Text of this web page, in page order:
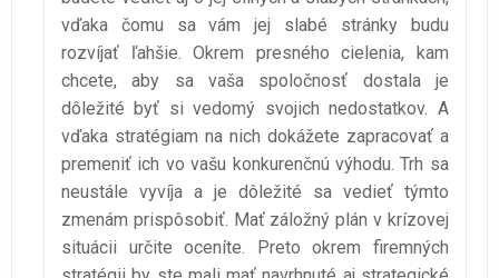
vďaka čomu sa vám jej slabé stránky budu
rozvíjať ľahšie. Okrem presného cielenia, kam
chcete, aby sa vaša spoločnosť dostala je
dôležité byť si vedomý svojich nedostatkov. A
vďaka stratégiam na nich dokážete zapracovať a
premeniť ich vo vašu konkurenčnú výhodu. Trh sa
neustále vyvíja a je dôležité sa vedieť týmto
zmenám prispôsobiť. Mať záložný plán v krízovej
situácii určite oceníte. Preto okrem firemných